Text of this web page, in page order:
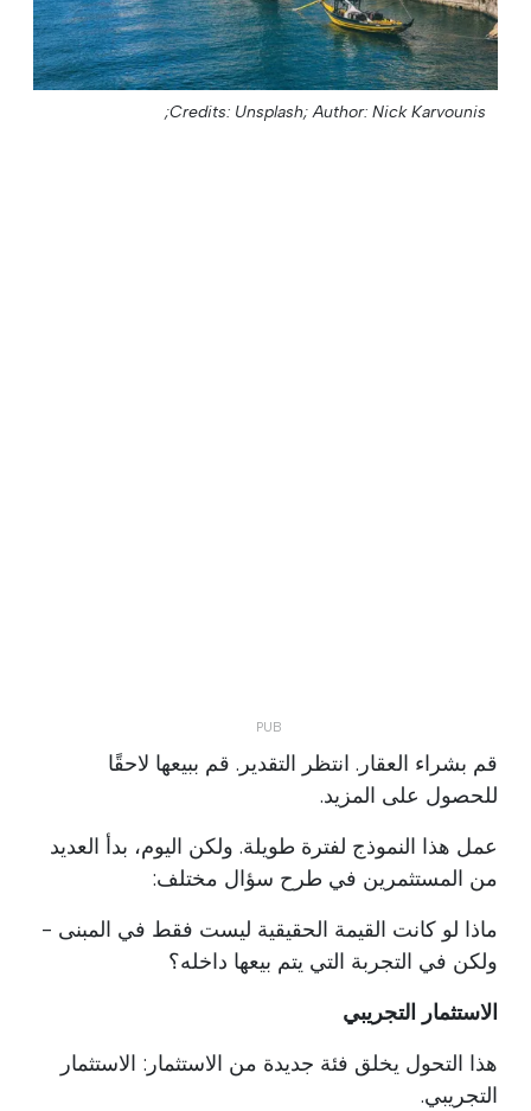
Credits: Unsplash; Author: Nick Karvounis;
قم بشراء العقار. انتظر التقدير. قم ببيعها لاحقًا
للحصول على المزيد.
عمل هذا النموذج لفترة طويلة. ولكن اليوم، بدأ العديد
من المستثمرين في طرح سؤال مختلف:
ماذا لو كانت القيمة الحقيقية ليست فقط في المبنى -
ولكن في التجربة التي يتم بيعها داخله؟
الاستثمار التجريبي
هذا التحول يخلق فئة جديدة من الاستثمار: الاستثمار
التجريبي.